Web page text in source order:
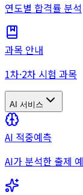
연도별 합격률 분석
과목 안내
1차·2차 시험 과목
AI 서비스
AI 적중예측
AI가 분석한 출제